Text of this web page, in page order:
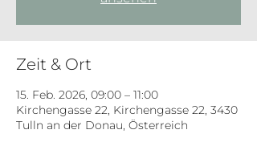
Zeit & Ort
15. Feb. 2026, 09:00 – 11:00
Kirchengasse 22, Kirchengasse 22, 3430
Tulln an der Donau, Österreich